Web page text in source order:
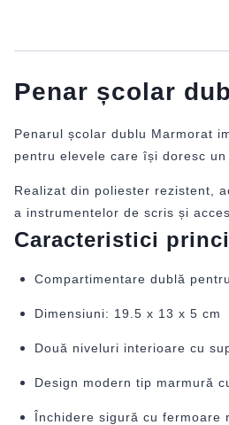
Penar școlar
Penarul școlar dublu Marmorat
pentru elevele care își doresc
Realizat din poliester rezistent,
a instrumentelor de scris și
Caracteristici
Compartimentare dublă
Dimensiuni: 19.5 x 13 x 5 cm
Două niveluri interioare cu
Design modern tip marmură
Închidere sigură cu fermoare